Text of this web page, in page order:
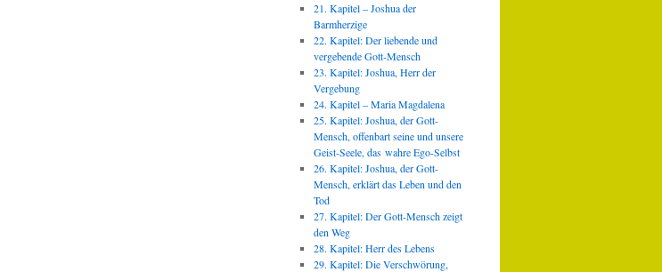
21. Kapitel – Joshua der
Barmherzige
22. Kapitel: Der liebende und
vergebende Gott-Mensch
23. Kapitel: Joshua, Herr der
Vergebung
24. Kapitel – Maria Magdalena
25. Kapitel: Joshua, der Gott-
Mensch, offenbart seine und unsere
Geist-Seele, das wahre Ego-Selbst
26. Kapitel: Joshua, der Gott-
Mensch, erklärt das Leben und den
Tod
27. Kapitel: Der Gott-Mensch zeigt
den Weg
28. Kapitel: Herr des Lebens
29. Kapitel: Die Verschwörung,